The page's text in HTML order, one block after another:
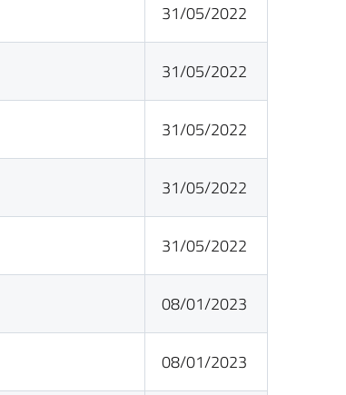
31/05/2022
31/05/2022
31/05/2022
31/05/2022
31/05/2022
08/01/2023
08/01/2023